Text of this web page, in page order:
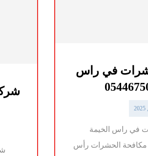
في راس
في راس الخيمة
شركات مكافحة الحشرات رأس